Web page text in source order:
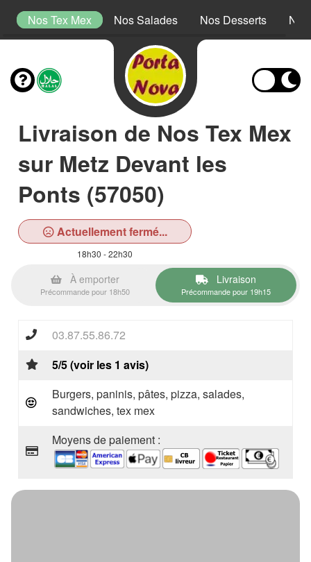
Nos Tex Mex Nos Salades Nos Desserts
Livraison de Nos Tex Mex
sur Metz Devant les
Ponts (57050)
Actuellement fermé...
18h30 - 22h30
À emporter
Précommande pour 18h50
Livraison
Précommande pour 19h15
03.87.55.86.72
5/5 (voir les 1 avis)
Burgers, paninis, pâtes, pizza, salades,
sandwiches, tex mex
Moyens de paiement :